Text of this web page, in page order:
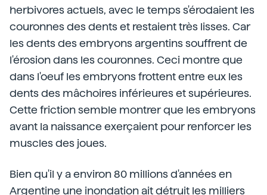
herbivores actuels, avec le temps s'érodaient les
couronnes des dents et restaient très lisses. Car
les dents des embryons argentins souffrent de
l'érosion dans les couronnes. Ceci montre que
dans l'oeuf les embryons frottent entre eux les
dents des mâchoires inférieures et supérieures.
Cette friction semble montrer que les embryons
avant la naissance exerçaient pour renforcer les
muscles des joues.
Bien qu'il y a environ 80 millions d'années en
Argentine une inondation ait détruit les milliers